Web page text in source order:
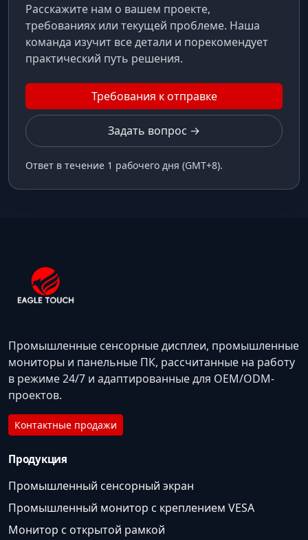
Расскажите нам о вашем проекте,
требованиях или текущей проблеме. Наша
команда изучит все детали и порекомендует
практический путь решения.
Требования к отправке
Задать вопрос →
Ответ в течение 1 рабочего дня (GMT+8).
Промышленные сенсорные дисплеи, промышленные
мониторы и панельные ПК, рассчитанные на работу
в режиме 24/7 и адаптированные для OEM/ODM-
проектов.
Контактные продажи
Продукция
Промышленный сенсорный экран
Промышленный монитор с креплением VESA
Монитор с открытой рамкой